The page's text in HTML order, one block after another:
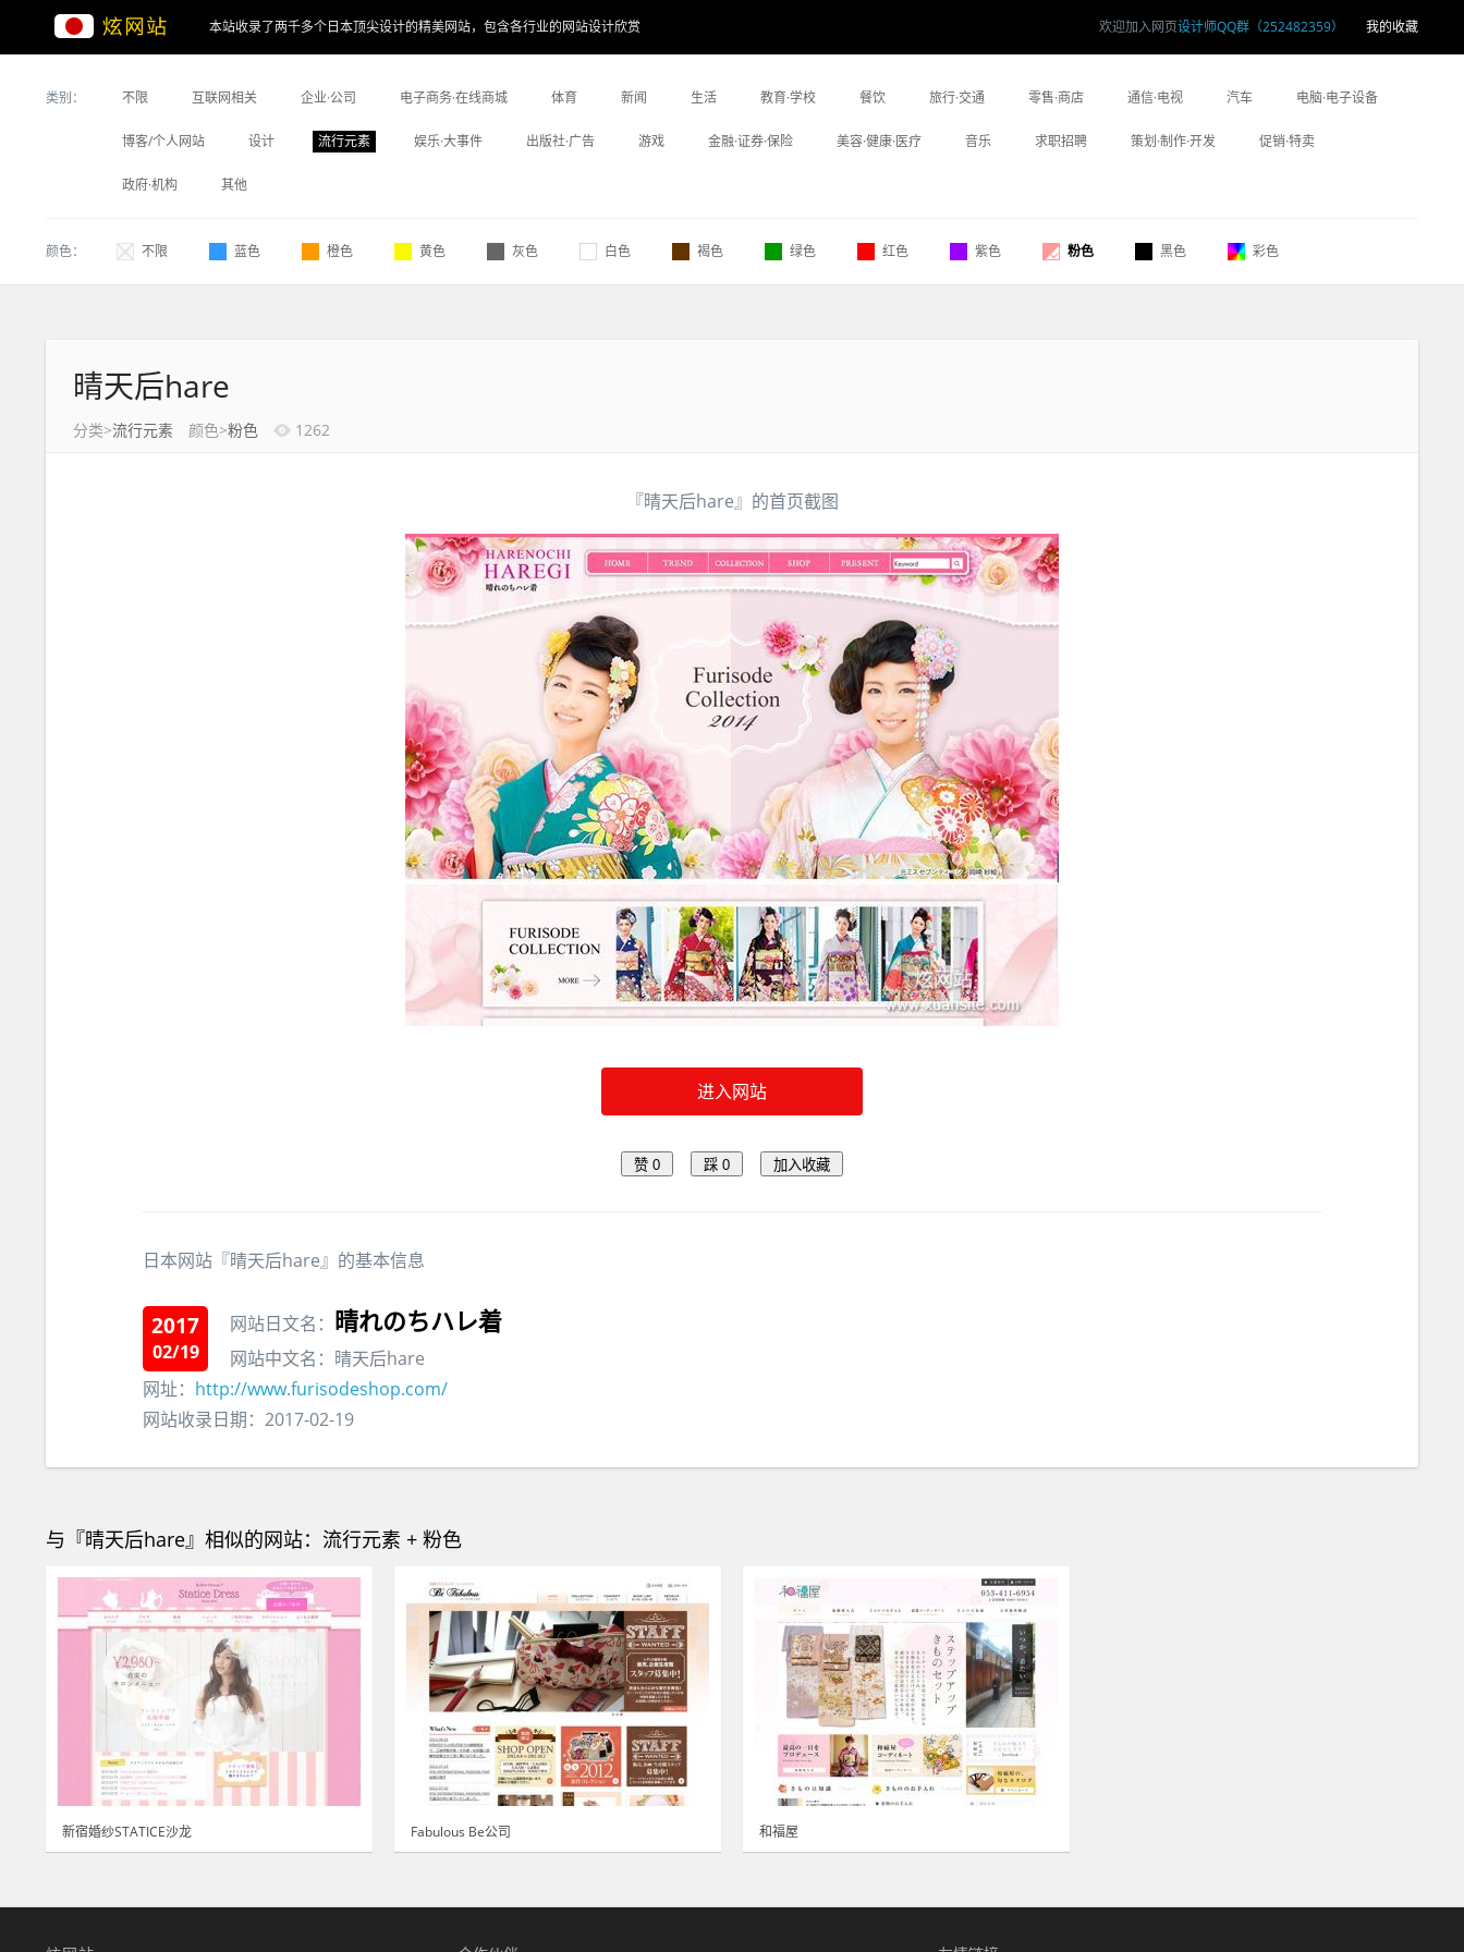
本站收录了两千多个日本顶尖设计的精美网站，包含各行业的网站设计欣赏 我的收藏
欢迎加入网页设计师QQ群（252482359）
类别： 不限 互联网相关 企业·公司 电子商务·在线商城 体育 新闻 生活 教育·学校 餐饮 旅行·交通 零售·商店 通信·电视 汽车 电脑·电子设备
博客/个人网站 设计 流行元素 娱乐·大事件 出版社·广告 游戏 金融·证券·保险 美容·健康·医疗 音乐 求职招聘 策划·制作·开发 促销·特卖
政府·机构 其他
颜色： 不限 蓝色 橙色 黄色 灰色 白色 褐色 绿色 红色 紫色 粉色 黑色 彩色
晴天后hare
分类>流行元素 颜色>粉色 1262
『晴天后hare』的首页截图
进入网站
赞 0 踩 0 加入收藏
日本网站『晴天后hare』的基本信息
2017
02/19
网站日文名： 晴れのちハレ着
网站中文名：晴天后hare
网址： http://www.furisodeshop.com/
网站收录日期：2017-02-19
与『晴天后hare』相似的网站：流行元素 + 粉色
新宿婚纱STATICE沙龙 Fabulous Be公司 和福屋